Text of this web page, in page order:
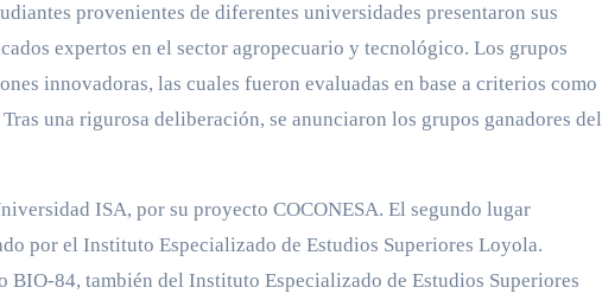
provenientes de diferentes universidades presentaron sus
expertos en el sector agropecuario y tecnológico. Los grupos
innovadoras, las cuales fueron evaluadas en base a criterios como
una rigurosa deliberación, se anunciaron los grupos ganadores del
ISA, por su proyecto COCONESA. El segundo lugar
por el Instituto Especializado de Estudios Superiores Loyola.
84, también del Instituto Especializado de Estudios Superiores